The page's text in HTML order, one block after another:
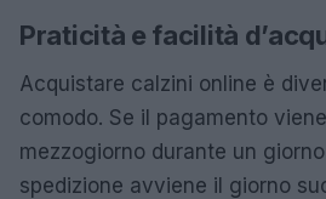
Praticità e facilità
Acquistare calzini online è
comodo. Se il pagamento
mezzogiorno durante un
spedizione avviene il giorno